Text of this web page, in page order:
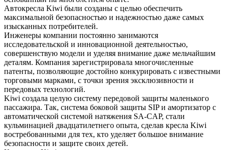
Автокресла Kiwi были созданы с целью обеспечить
максимальной безопасностью и надежностью даже самых
изысканных потребителей.
Инженеры компании постоянно занимаются
исследовательской и инновационной деятельностью,
совершенствую модели и уделяя внимание даже мельчайшим
деталям. Компания зарегистрировала многочисленные
патенты, позволяющие достойно конкурировать с известными
торговыми марками, с точки зрения эксклюзивности и
передовых технологий.
Kiwi создала целую систему передовой защиты маленького
пассажира. Так, система боковой защиты SIP и амортизатор с
автоматической системой натяжения SA-CAP, стали
кульминацией двадцатилетнего опыта, сделав кресла Kiwi
востребованными для тех, кто уделяет большое внимание
безопасности и защите своих детей.